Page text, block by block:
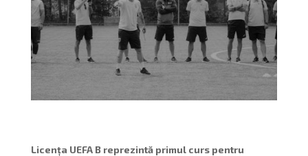
Licența UEFA B reprezintă primul curs pentru